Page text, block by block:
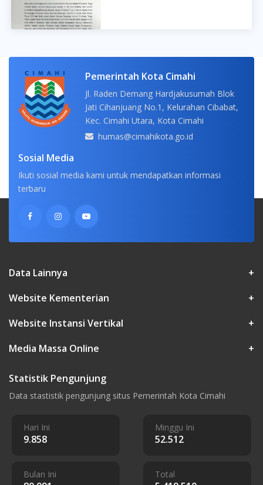
Pemerintah Kota Cimahi
Jl. Raden Demang Hardjakusumah Blok
Jati Cihanjuang No.1, Kelurahan Cibabat,
Kec. Cimahi Utara, Kota Cimahi
humas@cimahikota.go.id
Sosial Media
Ikuti sosial media kami untuk mendapatkan informasi
terbaru
Data Lainnya
+
Website Kementerian
+
Website Instansi Vertikal
+
Media Massa Online
+
Statistik Pengunjung
Data stastistik pengunjung situs Pemerintah Kota Cimahi
Hari Ini
9.858
Minggu Ini
52.512
Bulan Ini Total